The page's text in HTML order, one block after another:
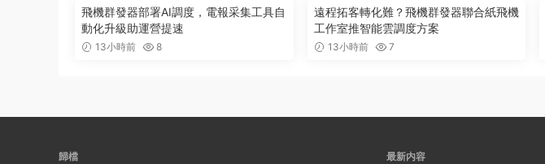
飛機群發器部署AI調度，電報采集工具自
動化升級助運營提速
13小時前 8
遠程拓客轉化難？飛機群發器聯合紙飛機
工作室推智能雲調度方案
13小時前 7
歸檔 最新内容